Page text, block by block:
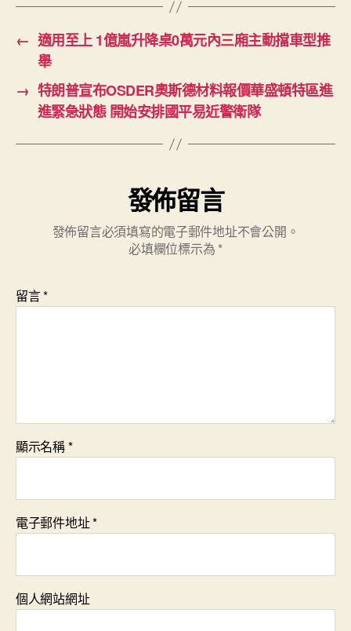
← 適用至上 1億嵐升降桌0萬元內三廂主動擋車型推
舉
→ 特朗普宣布OSDER奧斯德材料報價華盛頓特區進
進緊急狀態 開始安排國平易近警衛隊
發佈留言
發佈留言必須填寫的電子郵件地址不會公開。
必填欄位標示為 *
留言*
顯示名稱*
電子郵件地址*
個人網站網址